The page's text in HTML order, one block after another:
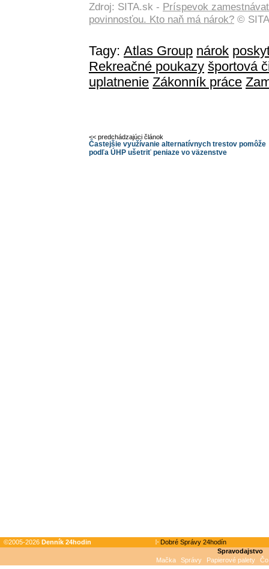
Zdroj: SITA.sk - Príspevok
povinnosťou. Kto naň má nárok? ©
Tagy: Atlas Group nárok
Rekreačné poukazy športová
uplatnenie Zákonník práce
<< predchádzajúci článok
Častejšie využívanie alternatívnych trestov pomôže
podľa ÚHP ušetriť peniaze vo väzenstve
©2005-2026 Denník 24hodin
Dobré Správy 24hodín
Spravodajstvo
Mačka
Správy Papierové palety